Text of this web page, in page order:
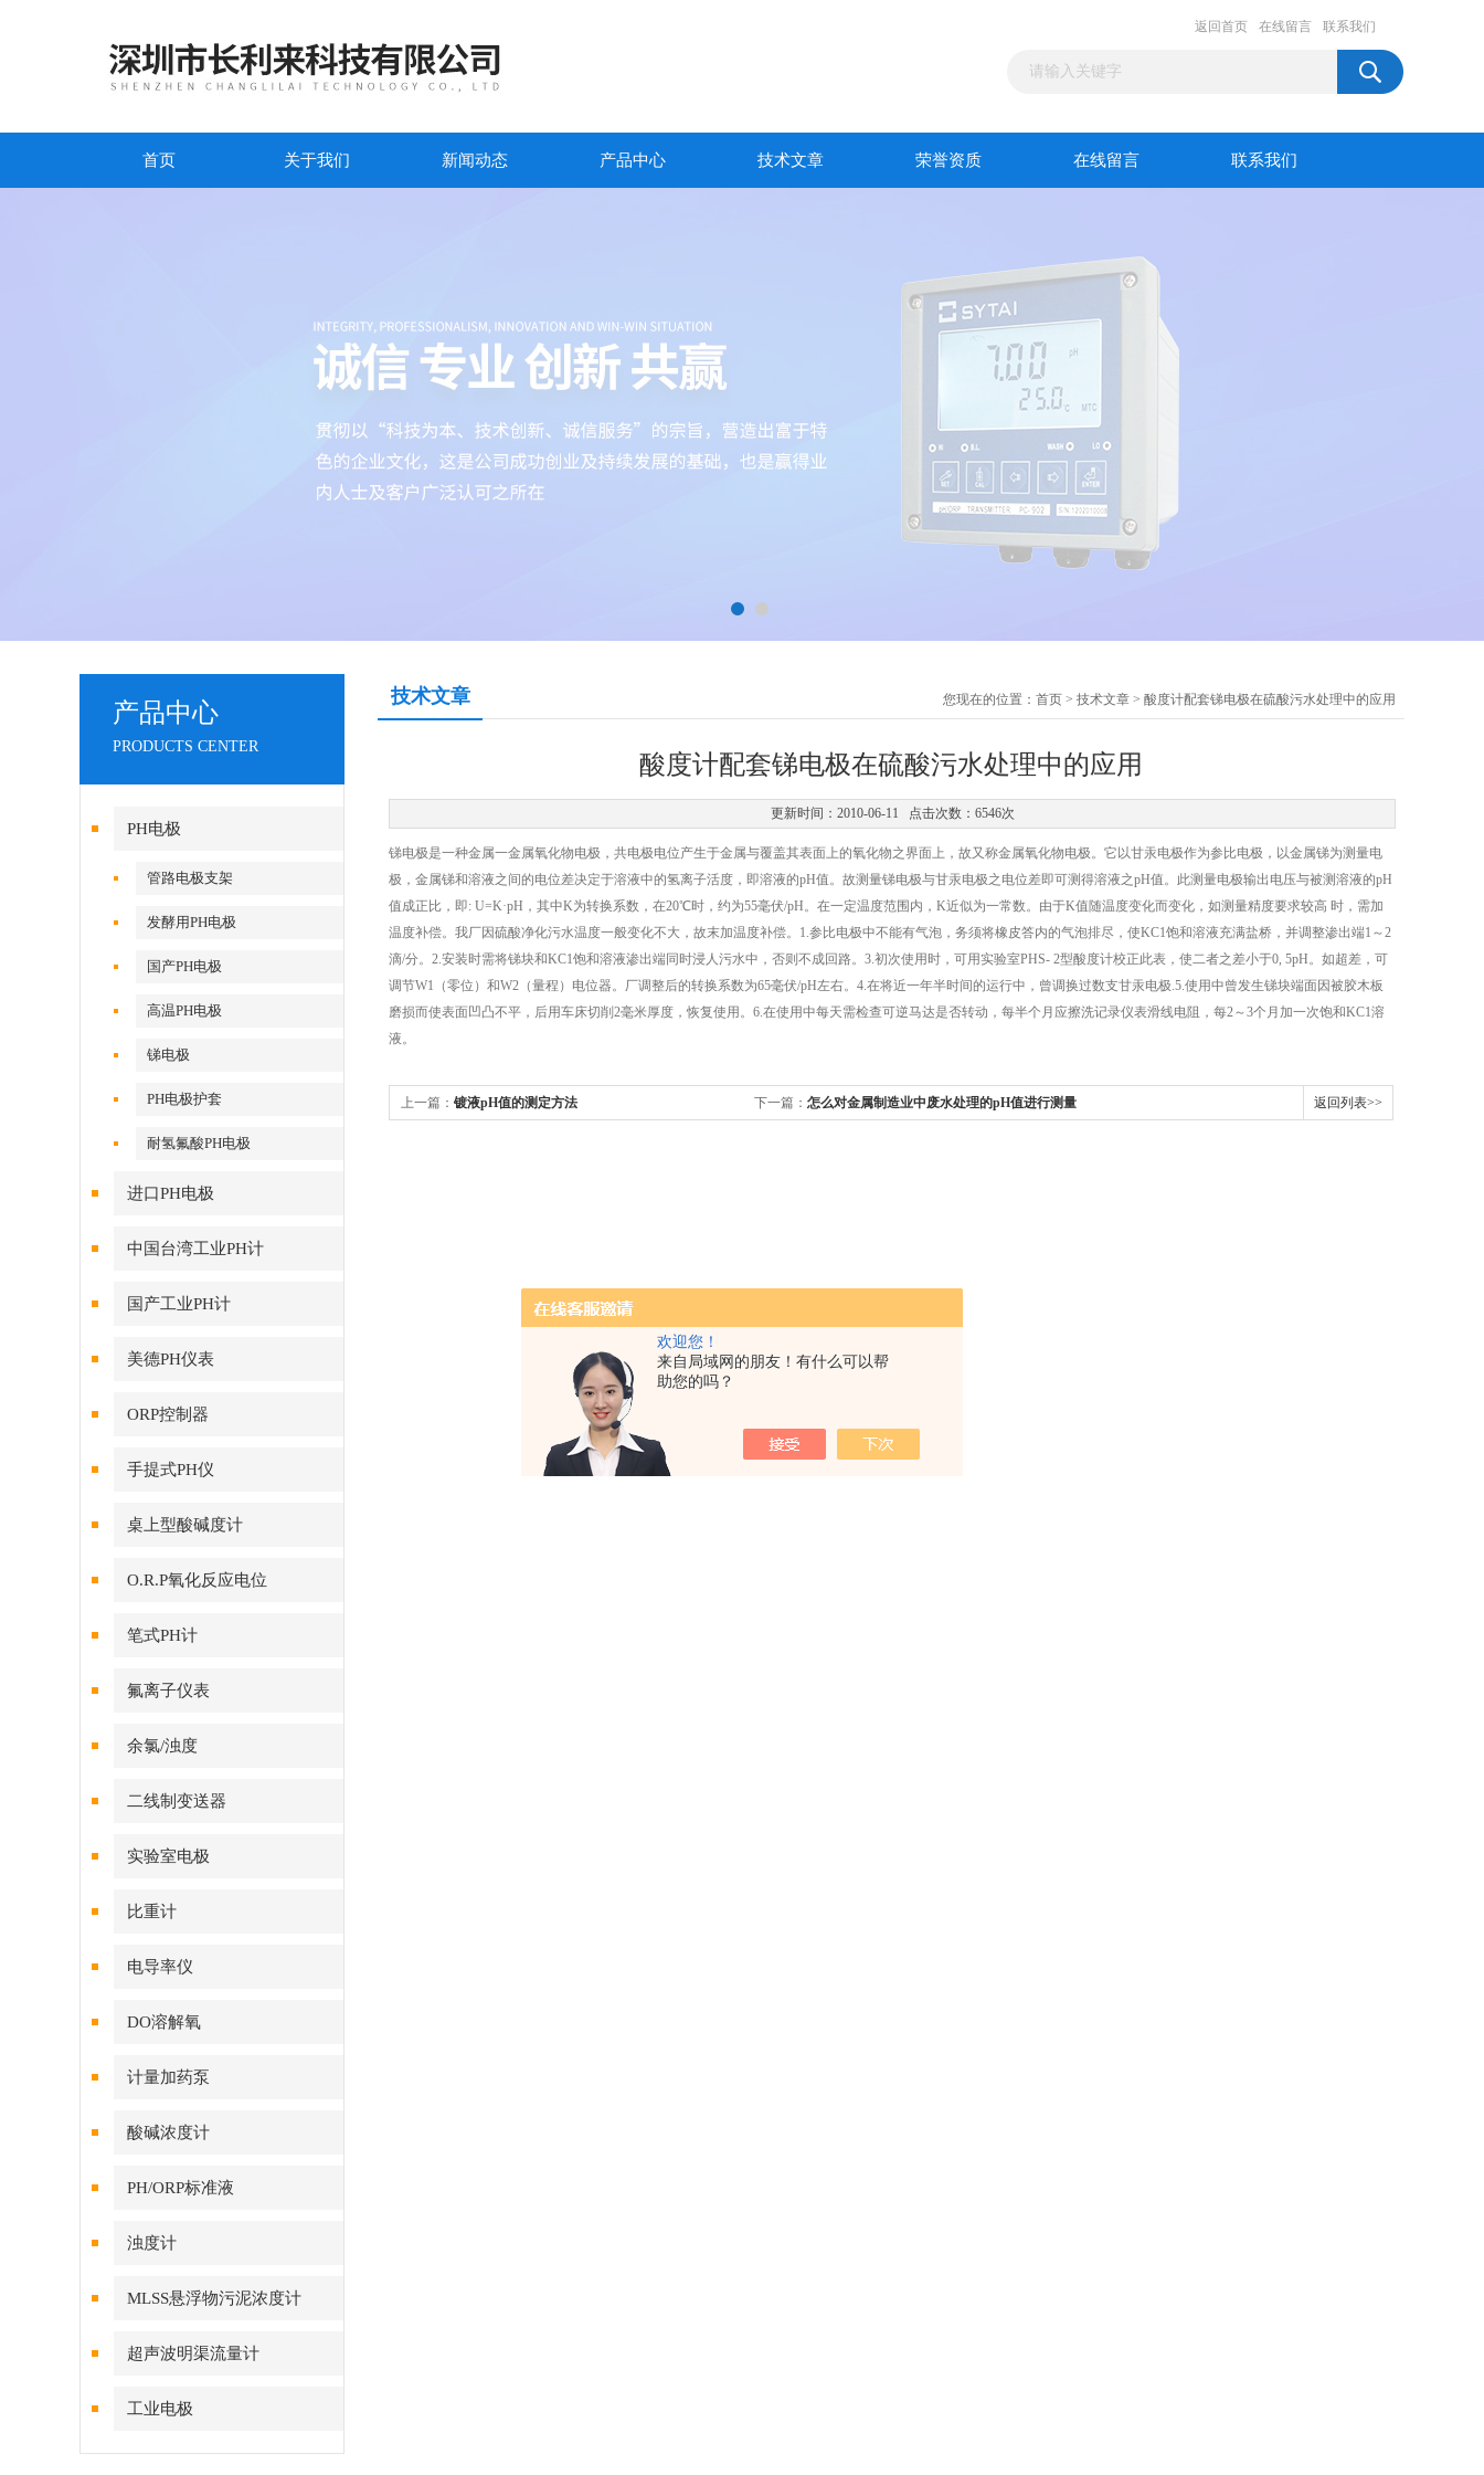
欢迎您！
来自局域网的朋友！有什么可以帮
助您的吗？
返回首页 在线留言 联系我们
首页 关于我们 新闻动态 产品中心 技术文章 荣誉资质 在线留言 联系我们
产品中心
PRODUCTS CENTER
PH电极
管路电极支架
发酵用PH电极
国产PH电极
高温PH电极
锑电极
PH电极护套
耐氢氟酸PH电极
进口PH电极
中国台湾工业PH计
国产工业PH计
美德PH仪表
ORP控制器
手提式PH仪
桌上型酸碱度计
O.R.P氧化反应电位
笔式PH计
氟离子仪表
余氯/浊度
二线制变送器
实验室电极
比重计
电导率仪
DO溶解氧
计量加药泵
酸碱浓度计
PH/ORP标准液
浊度计
MLSS悬浮物污泥浓度计
超声波明渠流量计
工业电极
技术文章 您现在的位置： 首页 > 技术文章 > 酸度计配套锑电极在硫酸污水处理中的应用
酸度计配套锑电极在硫酸污水处理中的应用
更新时间：2010-06-11 点击次数：6546次
锑电极是一种金属一金属氧化物电极，共电极电位产生于金属与覆盖其表面上的氧化物之界面上，故又称金属氧化物电极。它以甘汞电极作为参比电极，以金属锑为测量电
极，金属锑和溶液之间的电位差决定于溶液中的氢离子活度，即溶液的pH值。故测量锑电极与甘汞电极之电位差即可测得溶液之pH值。此测量电极输出电压与被测溶液的pH
值成正比，即: U=K·pH，其中K为转换系数，在20℃时，约为55毫伏/pH。在一定温度范围内，K近似为一常数。由于K值随温度变化而变化，如测量精度要求较高 时，需加
温度补偿。我厂因硫酸净化污水温度一般变化不大，故末加温度补偿。1.参比电极中不能有气泡，务须将橡皮答内的气泡排尽，使KC1饱和溶液充满盐桥，并调整渗出端1～2
滴/分。2.安装时需将锑块和KC1饱和溶液渗出端同时浸人污水中，否则不成回路。3.初次使用时，可用实验室PHS- 2型酸度计校正此表，使二者之差小于0, 5pH。如超差，可
调节W1（零位）和W2（量程）电位器。厂调整后的转换系数为65毫伏/pH左右。4.在将近一年半时间的运行中，曾调换过数支甘汞电极.5.使用中曾发生锑块端面因被胶木板
磨损而使表面凹凸不平，后用车床切削2毫米厚度，恢复使用。6.在使用中每天需检查可逆马达是否转动，每半个月应擦洗记录仪表滑线电阻，每2～3个月加一次饱和KC1溶
液。
上一篇： 镀液pH值的测定方法 下一篇： 怎么对金属制造业中废水处理的pH值进行测量 返回列表>>